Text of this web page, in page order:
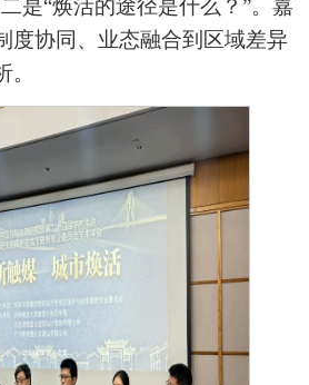
是“焕活的途径是什么？”。嘉
度协同、业态融合到区域差异